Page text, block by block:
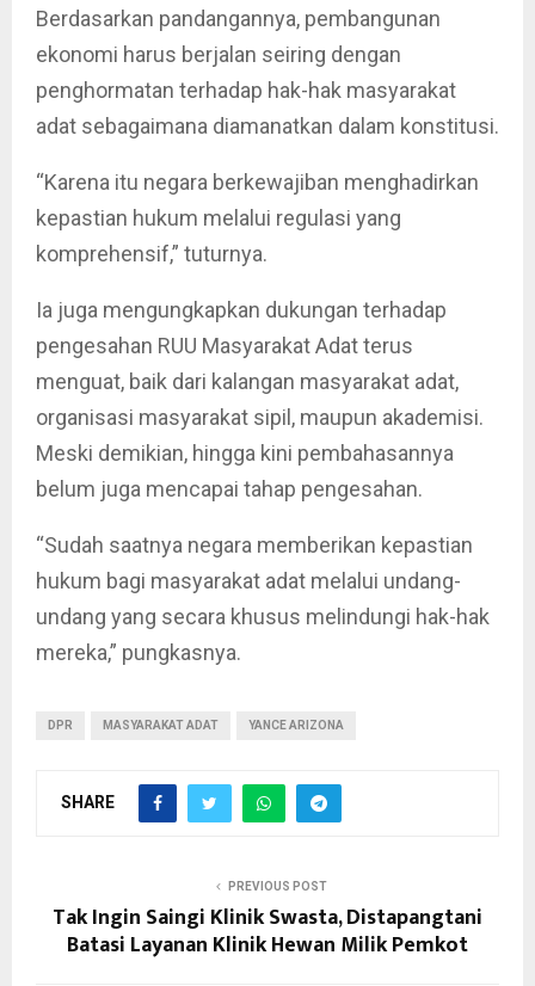
Berdasarkan pandangannya, pembangunan
ekonomi harus berjalan seiring dengan
penghormatan terhadap hak-hak masyarakat
adat sebagaimana diamanatkan dalam konstitusi.
“Karena itu negara berkewajiban menghadirkan
kepastian hukum melalui regulasi yang
komprehensif,” tuturnya.
Ia juga mengungkapkan dukungan terhadap
pengesahan RUU Masyarakat Adat terus
menguat, baik dari kalangan masyarakat adat,
organisasi masyarakat sipil, maupun akademisi.
Meski demikian, hingga kini pembahasannya
belum juga mencapai tahap pengesahan.
“Sudah saatnya negara memberikan kepastian
hukum bagi masyarakat adat melalui undang-
undang yang secara khusus melindungi hak-hak
mereka,” pungkasnya.
DPR MASYARAKAT ADAT YANCE ARIZONA
SHARE
PREVIOUS POST
Tak Ingin Saingi Klinik Swasta, Distapangtani
Batasi Layanan Klinik Hewan Milik Pemkot